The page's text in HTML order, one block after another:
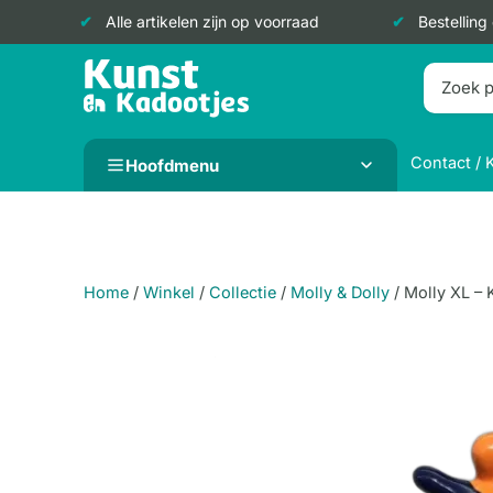
Alle artikelen zijn op voorraad
Doorgaan
Hoofdmenu Contact /
Home / Winkel / Collectie / Molly & Dolly / Molly XL –